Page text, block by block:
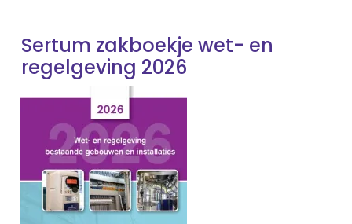
Sertum zakboekje wet- en
regelgeving 2026